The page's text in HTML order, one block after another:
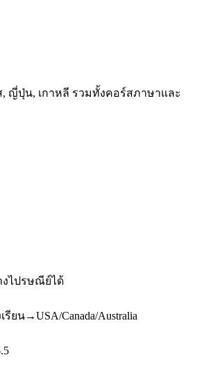
ส, ญี่ปุ่น, เกาหลี รวมทั้งคอร์สภาษาและ
งไปรษณีย์ได้
น→USA/Canada/Australia